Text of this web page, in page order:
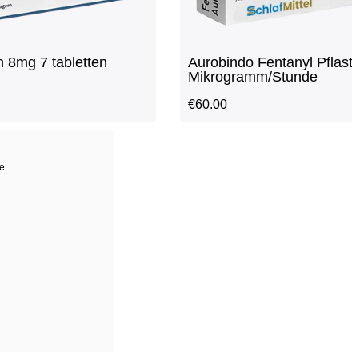
8mg 7 tabletten
Aurobindo Fentanyl
Mikrogramm/Stunde
€60.00